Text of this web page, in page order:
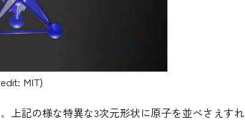
MIT)
上記の様な特異な3次元形状に原子を並べさえすれ